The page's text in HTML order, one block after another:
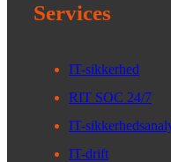
Services
IT-sikkerhed
RIT SOC 24/7
IT-
IT-drift